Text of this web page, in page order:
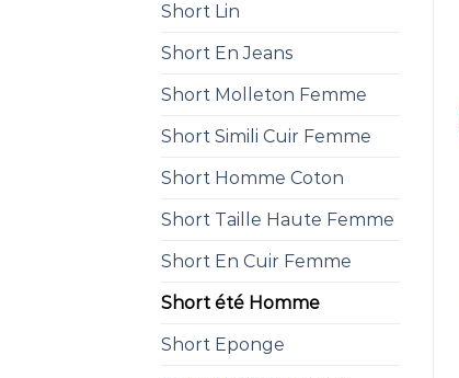
Short Lin
Short En Jeans
Short Molleton Femme
Short Simili Cuir Femme
Short Homme Coton
Short Taille Haute Femme
Short En Cuir Femme
Short été Homme
Short Eponge